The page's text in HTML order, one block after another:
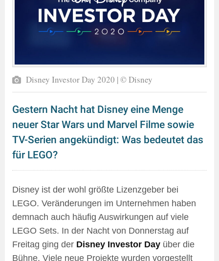
Disney Investor Day 2020 | © Disney
Gestern Nacht hat Disney eine Menge
neuer Star Wars und Marvel Filme sowie
TV-Serien angekündigt: Was bedeutet das
für LEGO?
Disney ist der wohl größte Lizenzgeber bei
LEGO. Veränderungen im Unternehmen haben
demnach auch häufig Auswirkungen auf viele
LEGO Sets. In der Nacht von Donnerstag auf
Freitag ging der Disney Investor Day über die
Bühne. Viele neue Projekte wurden vorgestellt